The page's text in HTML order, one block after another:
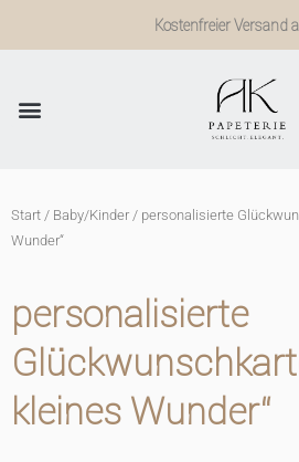
Kostenfreier Versand
Start / Baby/Kinder / personalisierte
Wunder“
personalisierte
kleines Wunder“